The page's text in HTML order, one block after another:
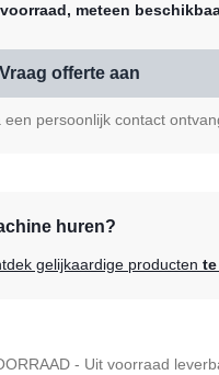
meteen
Vraag offerte aan
een persoonlijk contact
huren?
gelijkaardige producten
- Uit voorraad